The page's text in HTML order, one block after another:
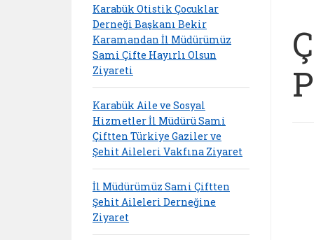
Karabük Otistik Çocuklar
Derneği Başkanı Bekir
Karamandan İl Müdürümüz
Sami Çifte Hayırlı Olsun
Ziyareti
Karabük Aile ve Sosyal
Hizmetler İl Müdürü Sami
Çiftten Türkiye Gaziler ve
Şehit Aileleri Vakfına Ziyaret
İl Müdürümüz Sami Çiftten
Şehit Aileleri Derneğine
Ziyaret